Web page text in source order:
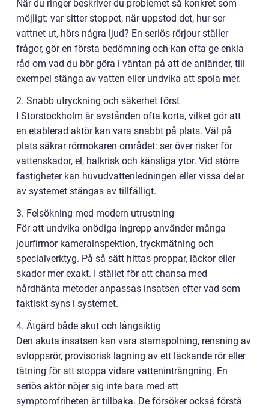
När du ringer beskriver du problemet så konkret som
möjligt: var sitter stoppet, när uppstod det, hur ser
vattnet ut, hörs några ljud? En seriös rörjour ställer
frågor, gör en första bedömning och kan ofta ge enkla
råd om vad du bör göra i väntan på att de anländer, till
exempel stänga av vatten eller undvika att spola mer.
2. Snabb utryckning och säkerhet först
I Storstockholm är avstånden ofta korta, vilket gör att
en etablerad aktör kan vara snabbt på plats. Väl på
plats säkrar rörmokaren området: ser över risker för
vattenskador, el, halkrisk och känsliga ytor. Vid större
fastigheter kan huvudvattenledningen eller vissa delar
av systemet stängas av tillfälligt.
3. Felsökning med modern utrustning
För att undvika onödiga ingrepp använder många
jourfirmor kamerainspektion, tryckmätning och
specialverktyg. På så sätt hittas proppar, läckor eller
skador mer exakt. I stället för att chansa med
hårdhänta metoder anpassas insatsen efter vad som
faktiskt syns i systemet.
4. Åtgärd både akut och långsiktig
Den akuta insatsen kan vara stamspolning, rensning av
avloppsrör, provisorisk lagning av ett läckande rör eller
tätning för att stoppa vidare vatteninträngning. En
seriös aktör nöjer sig inte bara med att
symptomfriheten är tillbaka. De försöker också förstå